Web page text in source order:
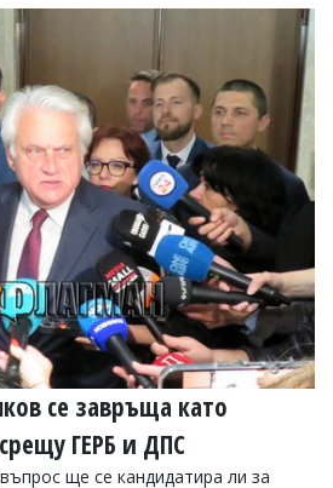
се завръща като
ГЕРБ и ДПС
ще се кандидатира ли за